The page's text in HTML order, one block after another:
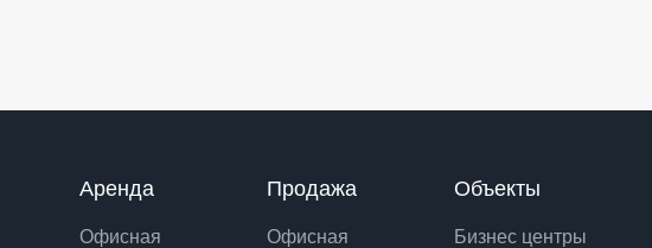
Аренда
Офисная
Продажа
Офисная
Объекты
Бизнес центры